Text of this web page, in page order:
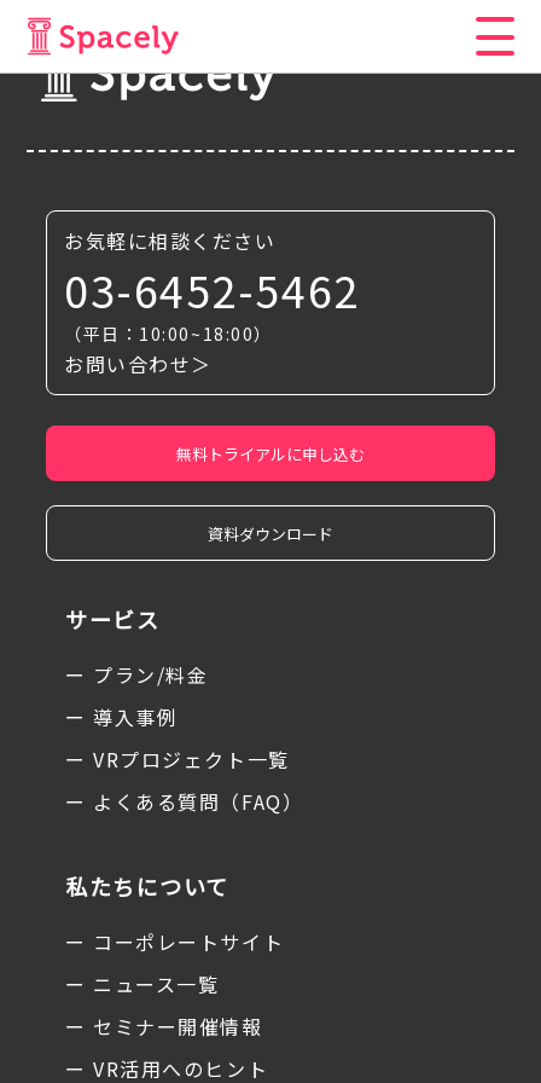
お気軽に相談ください
03-6452-5462
（平日：10:00~18:00）
お問い合わせ＞
無料トライアルに申し込む
資料ダウンロード
サービス
ー プラン/料金
ー 導入事例
ー VRプロジェクト一覧
ー よくある質問（FAQ）
私たちについて
ー コーポレートサイト
ー ニュース一覧
ー セミナー開催情報
ー VR活用へのヒント